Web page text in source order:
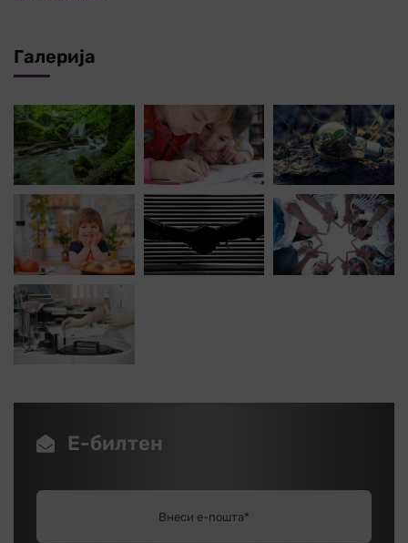
Галерија
Е-билтен